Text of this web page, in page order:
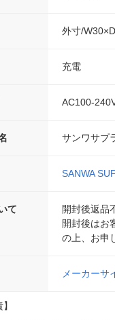
外寸/
充電
AC100-
サンワサプ
SANWA
て
開封後返品
開封後はお
の上、お申
メーカーサ